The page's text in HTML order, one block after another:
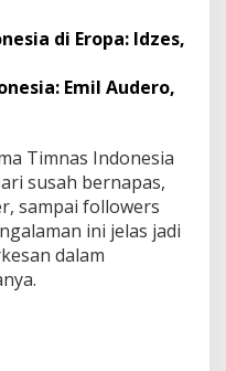
di Eropa: Idzes,
Emil Audero,
Timnas Indonesia
susah bernapas,
sampai followers
ini jelas jadi
dalam